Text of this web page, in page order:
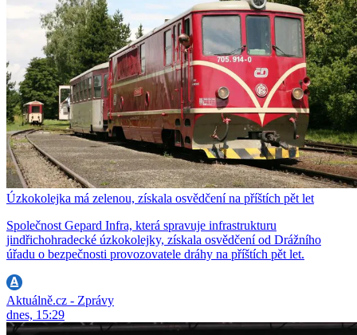
Úzkokolejka má zelenou, získala osvědčení na příštích pět let
Společnost Gepard Infra, která spravuje infrastrukturu
jindřichohradecké úzkokolejky, získala osvědčení od Drážního
úřadu o bezpečnosti provozovatele dráhy na příštích pět let.
Aktuálně.cz - Zprávy
dnes, 15:29